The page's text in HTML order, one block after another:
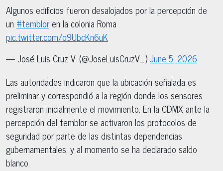
Algunos edificios fueron desalojados por la percepción de
un #tembloren la colonia Roma
pic.twitter.com/o9UbcKn6uK
— José Luis Cruz V. (@JoseLuisCruzV_)June 5, 2026
Las autoridades indicaron que la ubicación señalada es
preliminar y correspondió a la región donde los sensores
registraron inicialmente el movimiento. En la CDMX ante la
percepción del temblor se activaron los protocolos de
seguridad por parte de las distintas dependencias
gubernamentales, y al momento se ha declarado saldo
blanco.